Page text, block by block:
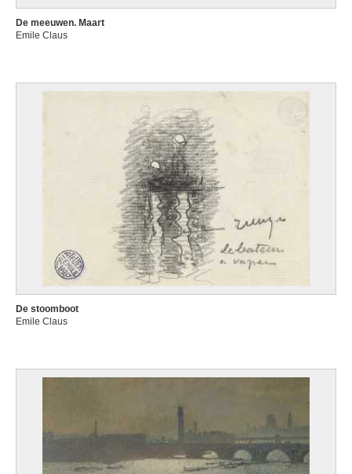
De meeuwen. Maart
Emile Claus
De stoomboot
Emile Claus